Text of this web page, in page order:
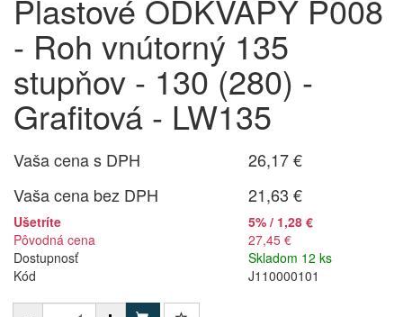
Plastové ODKVAPY P008
- Roh vnútorný 135
stupňov - 130 (280) -
Grafitová - LW135
Vaša cena s DPH
26,17 €
Vaša cena bez DPH
21,63 €
Ušetríte
5% / 1,28 €
Pôvodná cena
27,45 €
Dostupnosť
Skladom 12 ks
Kód
J110000101